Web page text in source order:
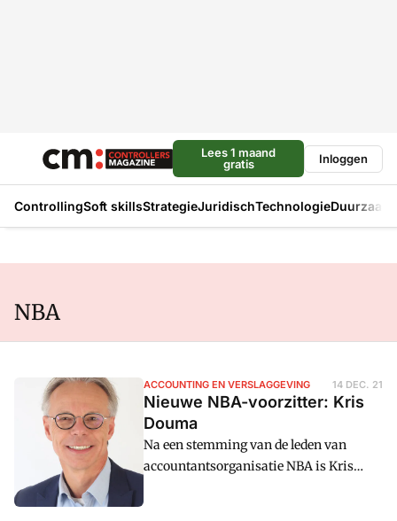
Lees 1 maand
gratis
Inloggen
ControllingSoft skillsStrategieJuridischTechnologie
NBA
ACCOUNTING EN VERSLAGGEVING 14 DEC. 21
Nieuwe NBA-voorzitter: Kris
Douma
Na een stemming van de leden van
accountantsorganisatie NBA is Kris
voorzitter. Hij is de eerste niet-